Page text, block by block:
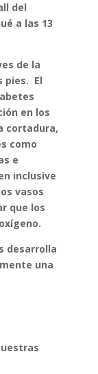
del
a las 13
de la
pies. El
en los
cortadura,
como
e
inclusive
vasos
que los
desarrolla
una